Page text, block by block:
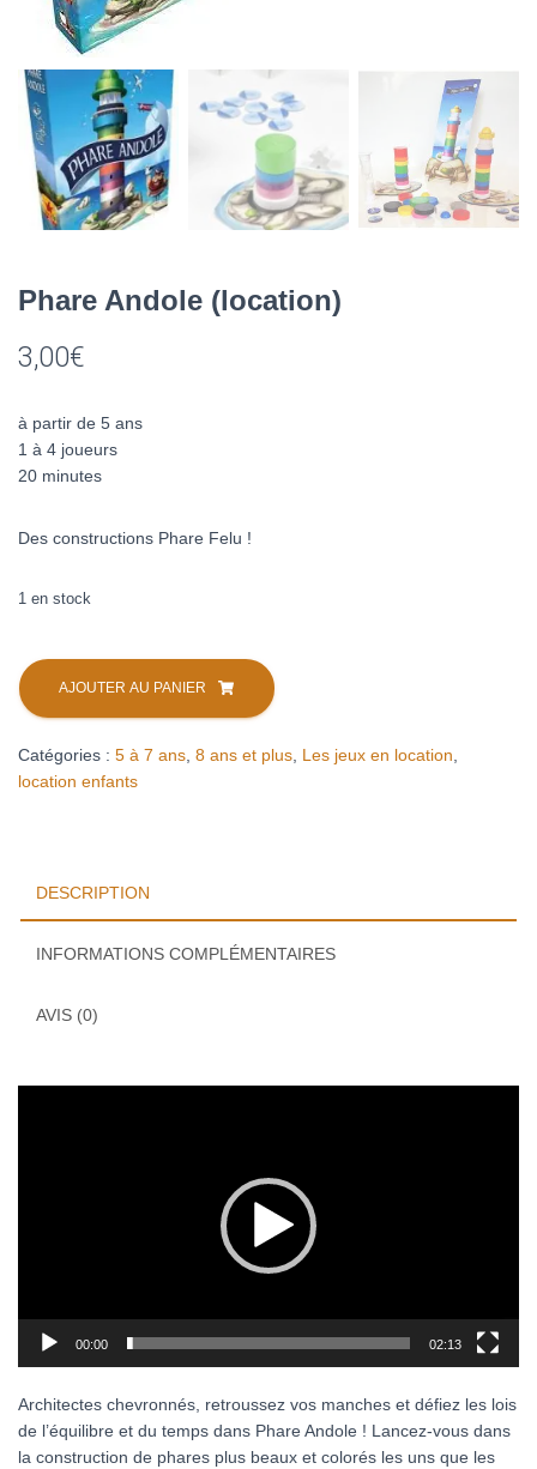
Phare Andole (location)
3,00€
à partir de 5 ans
1 à 4 joueurs
20 minutes
Des constructions Phare Felu !
1 en stock
quantité
de
Phare
(location)
AJOUTER AU PANIER
Catégories : 5 à 7 ans 8 ans et plus Les jeux en location
location enfants
DESCRIPTION
INFORMATIONS COMPLÉMENTAIRES
AVIS (0)
00:00 02:13
Architectes chevronnés, retroussez vos manches et défiez les lois
de l’équilibre et du temps dans Phare Andole ! Lancez-vous dans
la construction de phares plus beaux et colorés les uns que les